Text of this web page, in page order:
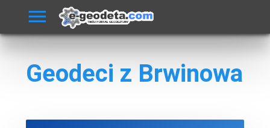
Geodeci z Brwinowa